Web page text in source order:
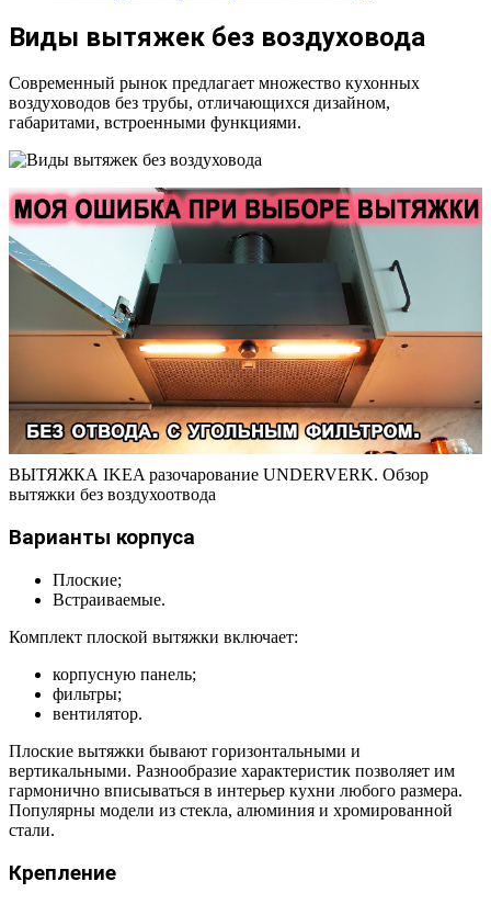
Виды вытяжек без воздуховода
Современный рынок предлагает множество кухонных
воздуховодов без трубы, отличающихся дизайном,
габаритами, встроенными функциями.
ВЫТЯЖКА IKEA разочарование UNDERVERK. Обзор
вытяжки без воздухоотвода
Варианты корпуса
Плоские;
Встраиваемые.
Комплект плоской вытяжки включает:
корпусную панель;
фильтры;
вентилятор.
Плоские вытяжки бывают горизонтальными и
вертикальными. Разнообразие характеристик позволяет им
гармонично вписываться в интерьер кухни любого размера.
Популярны модели из стекла, алюминия и хромированной
стали.
Крепление